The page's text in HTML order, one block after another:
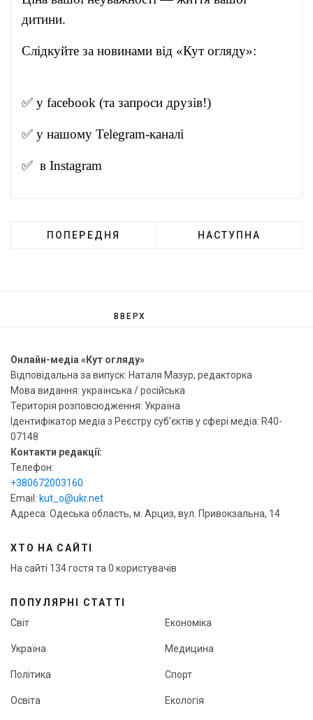
дитини.
Слідкуйте за новинами від «Кут огляду»:
✅ у facebook (та запроси друзів!)
✅ у нашому Telegram-каналі
✅ в Instagram
ПОПЕРЕДНЯ НАСТУПНА
ВВЕРХ
Онлайн-медіа «Кут огляду»
Відповідальна за випуск: Наталя Мазур, редакторка
Мова видання: українська / російська
Територія розповсюдження: Україна
Ідентифікатор медіа з Реєстру суб’єктів у сфері медіа: R40-
07148
Контакти редакції:
Телефон:
+380672003160
Email: kut_o@ukr.net
Адреса: Одеська область, м. Арциз, вул. Привокзальна, 14
ХТО НА САЙТІ
На сайті 134 гостя та 0 користувачів
ПОПУЛЯРНІ СТАТТІ
Світ
Україна
Політика
Освіта
Економіка
Медицина
Спорт
Екологія